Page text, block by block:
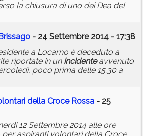
la chiusura di uno dei Dea del
- 24 Settembre 2014 - 17:38
a Locarno è deceduto a
riportate in un incidenteavvenuto
poco prima delle 15.30 a
della Croce Rossa - 25
12 Settembre 2014 alle ore